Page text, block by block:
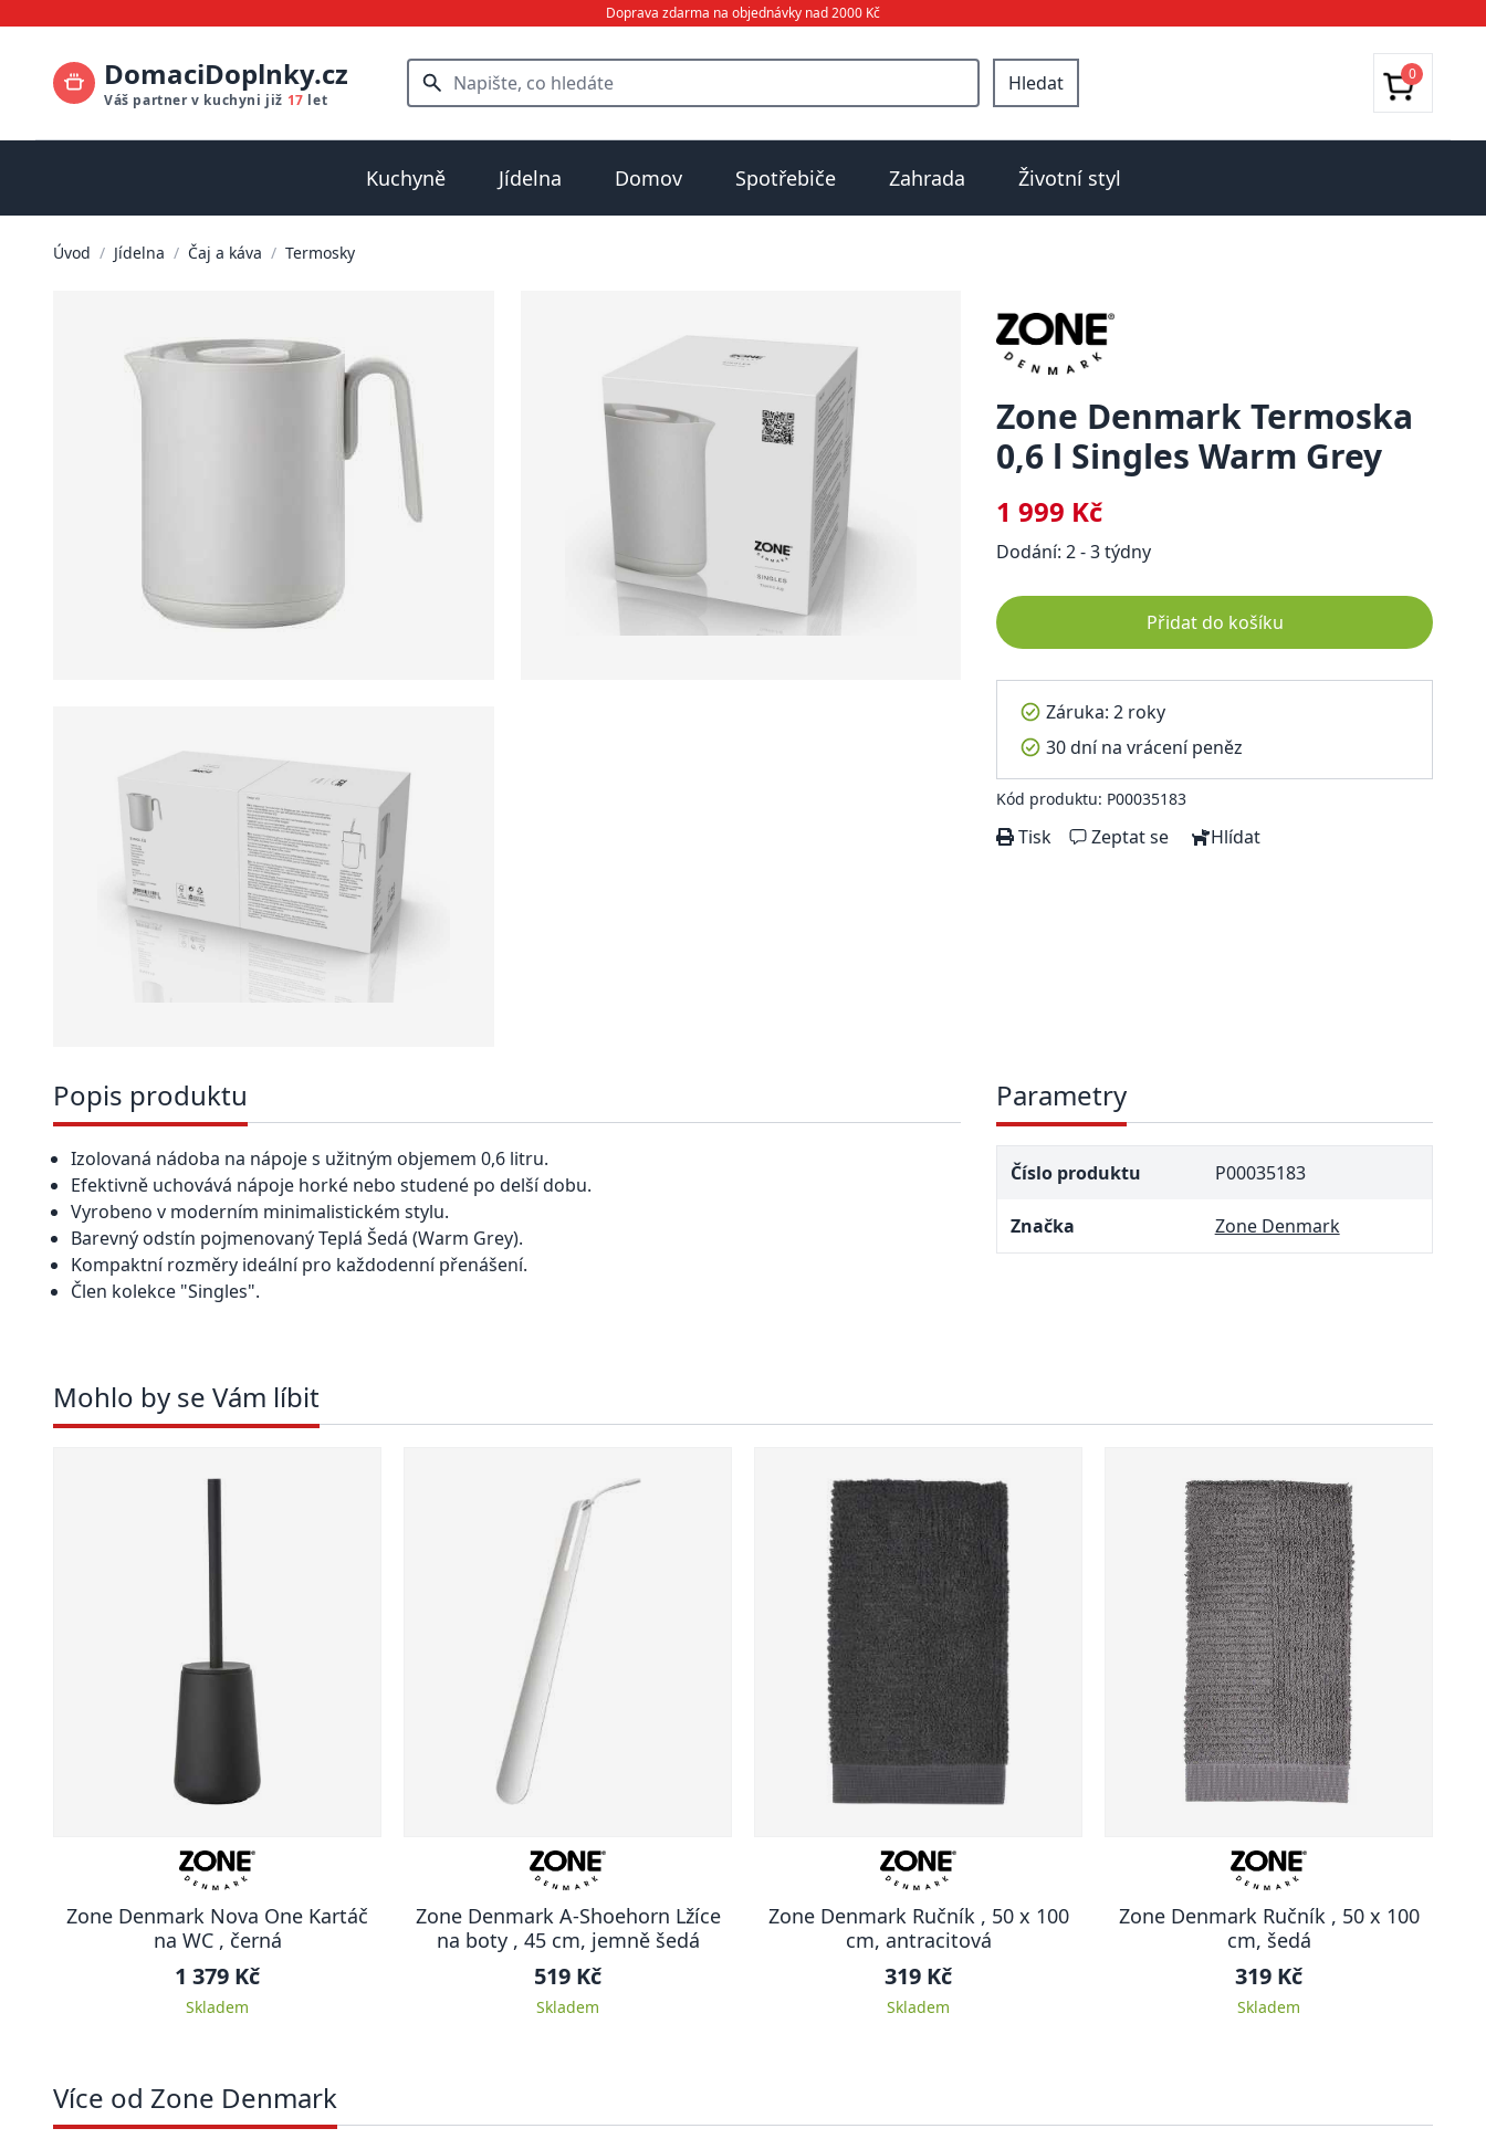
Doprava zdarma na objednávky nad 2000 Kč
DomaciDoplnky.cz
Váš partner v kuchyni již 17 let
Hledat 0
Kuchyně Jídelna Domov Spotřebiče Zahrada Životní styl
Úvod / Jídelna / Čaj a káva / Termosky
Zone Denmark Termoska
0,6 l Singles Warm Grey
1 999 Kč
Dodání: 2 - 3 týdny
Přidat do košíku
Záruka: 2 roky
30 dní na vrácení peněz
Kód produktu: P00035183
Tisk Zeptat se Hlídat
Popis produktu
Izolovaná nádoba na nápoje s užitným objemem 0,6 litru.
Efektivně uchovává nápoje horké nebo studené po delší dobu.
Vyrobeno v moderním minimalistickém stylu.
Barevný odstín pojmenovaný Teplá Šedá (Warm Grey).
Kompaktní rozměry ideální pro každodenní přenášení.
Člen kolekce "Singles".
Parametry
Číslo produktu P00035183
Značka Zone Denmark
Mohlo by se Vám líbit
Zone Denmark Nova One Kartáč
na WC , černá
1 379 Kč
Skladem
Zone Denmark A-Shoehorn Lžíce
na boty , 45 cm, jemně šedá
519 Kč
Skladem
Zone Denmark Ručník , 50 x 100
cm, antracitová
319 Kč
Skladem
Zone Denmark Ručník , 50 x 100
cm, šedá
319 Kč
Skladem
Více od Zone Denmark